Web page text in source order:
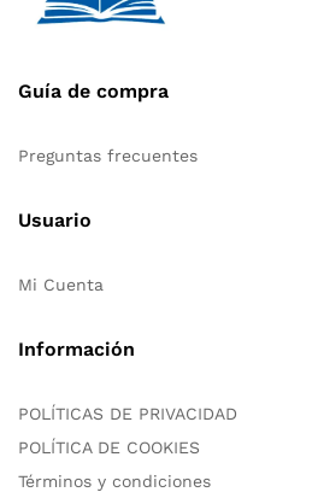
Guía de compra
Preguntas frecuentes
Usuario
Mi Cuenta
Información
POLÍTICAS DE PRIVACIDAD
POLÍTICA DE COOKIES
Términos y condiciones